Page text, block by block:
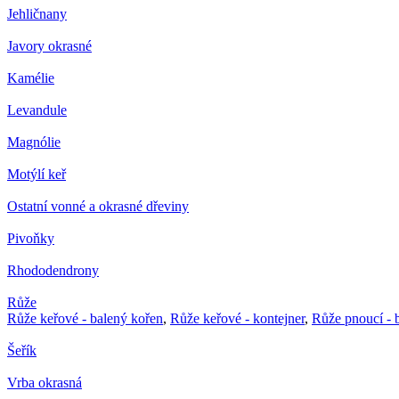
Jehličnany
Javory okrasné
Kamélie
Levandule
Magnólie
Motýlí keř
Ostatní vonné a okrasné dřeviny
Pivoňky
Rhododendrony
Růže
Růže keřové - balený kořen, Růže keřové - kontejner, Růže pnoucí -
Šeřík
Vrba okrasná